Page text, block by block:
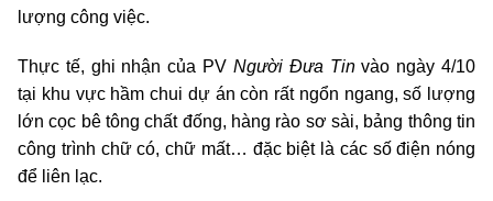
lượng công việc.
Thực tế, ghi nhận của PV Người Đưa Tinvào ngày 4/10
tại khu vực hầm chui dự án còn rất ngổn ngang, số lượng
lớn cọc bê tông chất đống, hàng rào sơ sài, bảng thông tin
công trình chữ có, chữ mất… đặc biệt là các số điện nóng
để liên lạc.